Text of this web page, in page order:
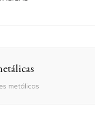
metálicas